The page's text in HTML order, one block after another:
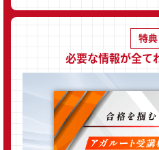
特典
必要な情報が全て